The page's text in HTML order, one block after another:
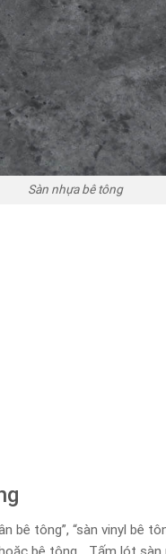
Sàn nhựa bê tông
bê tông”, “sàn vinyl bê